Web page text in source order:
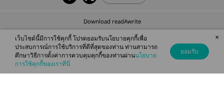
Download readAwrite
© 2026 readAwrite.com by MEB Corporation Public Company Limited
This site is protected by reCAPTCHA and the Google
เว็บไซต์นี้มีการใช้คุกกี้ โปรดยอมรับนโยบายคุกกี้เพื่อ
ประสบการณ์การใช้บริการที่ดีที่สุดของท่าน ท่านสามารถ
ศึกษาวิธีการตั้งค่าการควบคุมคุกกี้ของท่านผ่านนโยบาย
การใช้คุกกี้ของเราที่นี่
ยอมรับ
×